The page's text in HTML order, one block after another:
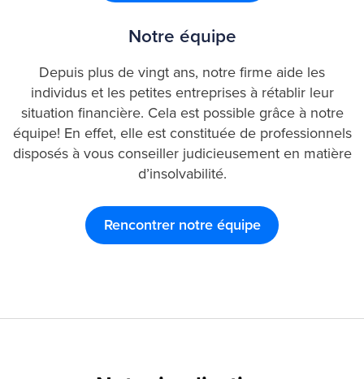
Notre équipe
Depuis plus de vingt ans, notre firme aide les
individus et les petites entreprises à rétablir leur
situation financière. Cela est possible grâce à notre
équipe! En effet, elle est constituée de professionnels
disposés à vous conseiller judicieusement en matière
d’insolvabilité.
Rencontrer notre équipe